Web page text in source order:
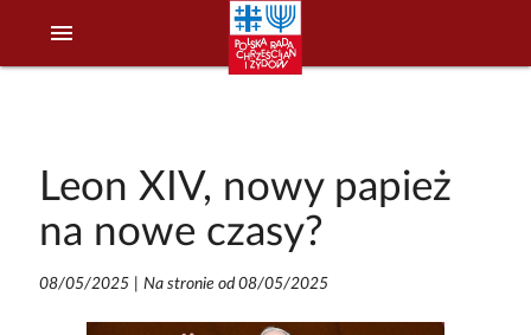
menu
Leon XIV, nowy papież
na nowe czasy?
08/05/2025 Na stronie od 08/05/2025